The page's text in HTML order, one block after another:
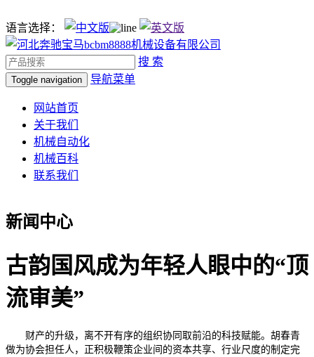
语言选择：
搜 索
Toggle navigation 导航菜单
网站首页
关于我们
机械自动化
机械百科
联系我们
新闻中心
古韵国风成为年轻人眼中的“顶
流审美”
财产的升级，离不开有序的组织协同取前沿的科技赋能。胡春青
做为协会担任人，正积极鞭策企业间的资本共享、行业尺度的制定完